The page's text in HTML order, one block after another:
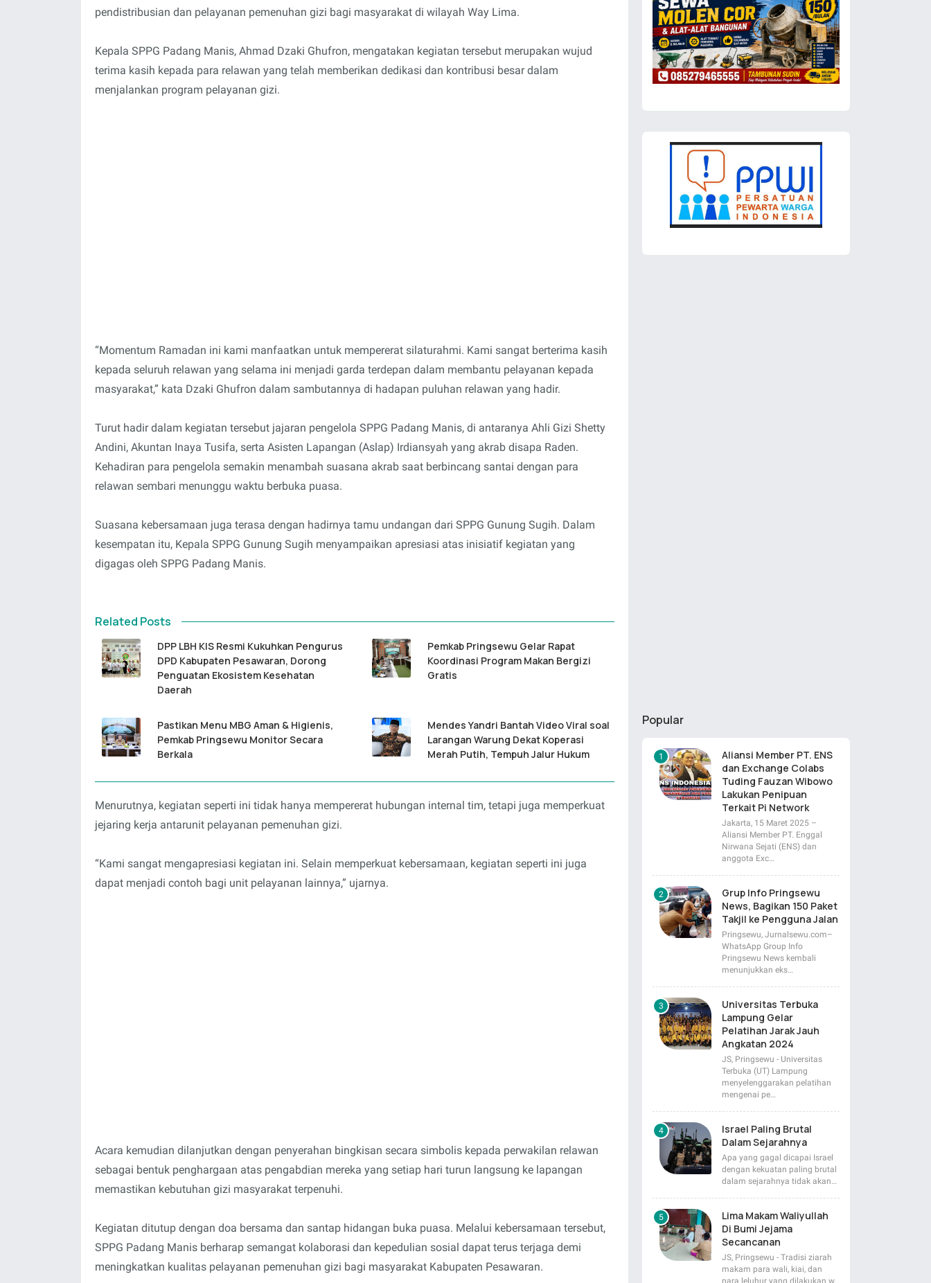
pendistribusian dan pelayanan pemenuhan gizi bagi masyarakat di wilayah Way Lima.
Kepala SPPG Padang Manis, Ahmad Dzaki Ghufron, mengatakan kegiatan tersebut merupakan wujud
terima kasih kepada para relawan yang telah memberikan dedikasi dan kontribusi besar dalam
menjalankan program pelayanan gizi.
“Momentum Ramadan ini kami manfaatkan untuk mempererat silaturahmi. Kami sangat berterima kasih
kepada seluruh relawan yang selama ini menjadi garda terdepan dalam membantu pelayanan kepada
masyarakat,” kata Dzaki Ghufron dalam sambutannya di hadapan puluhan relawan yang hadir.
Turut hadir dalam kegiatan tersebut jajaran pengelola SPPG Padang Manis, di antaranya Ahli Gizi Shetty
Andini, Akuntan Inaya Tusifa, serta Asisten Lapangan (Aslap) Irdiansyah yang akrab disapa Raden.
Kehadiran para pengelola semakin menambah suasana akrab saat berbincang santai dengan para
relawan sembari menunggu waktu berbuka puasa.
Suasana kebersamaan juga terasa dengan hadirnya tamu undangan dari SPPG Gunung Sugih. Dalam
kesempatan itu, Kepala SPPG Gunung Sugih menyampaikan apresiasi atas inisiatif kegiatan yang
digagas oleh SPPG Padang Manis.
Related Posts
DPP LBH KIS Resmi Kukuhkan Pengurus
DPD Kabupaten Pesawaran, Dorong
Penguatan Ekosistem Kesehatan
Daerah
Pemkab Pringsewu Gelar Rapat
Koordinasi Program Makan Bergizi
Gratis
Pastikan Menu MBG Aman & Higienis,
Pemkab Pringsewu Monitor Secara
Berkala
Mendes Yandri Bantah Video Viral soal
Larangan Warung Dekat Koperasi
Merah Putih, Tempuh Jalur Hukum
Menurutnya, kegiatan seperti ini tidak hanya mempererat hubungan internal tim, tetapi juga memperkuat
jejaring kerja antarunit pelayanan pemenuhan gizi.
“Kami sangat mengapresiasi kegiatan ini. Selain memperkuat kebersamaan, kegiatan seperti ini juga
dapat menjadi contoh bagi unit pelayanan lainnya,” ujarnya.
Acara kemudian dilanjutkan dengan penyerahan bingkisan secara simbolis kepada perwakilan relawan
sebagai bentuk penghargaan atas pengabdian mereka yang setiap hari turun langsung ke lapangan
memastikan kebutuhan gizi masyarakat terpenuhi.
Kegiatan ditutup dengan doa bersama dan santap hidangan buka puasa. Melalui kebersamaan tersebut,
SPPG Padang Manis berharap semangat kolaborasi dan kepedulian sosial dapat terus terjaga demi
meningkatkan kualitas pelayanan pemenuhan gizi bagi masyarakat Kabupaten Pesawaran.
Popular
Aliansi Member PT. ENS
dan Exchange Colabs
Tuding Fauzan Wibowo
Lakukan Penipuan
Terkait Pi Network
Jakarta, 15 Maret 2025 –
Aliansi Member PT. Enggal
Nirwana Sejati (ENS) dan
anggota Exc…
Grup Info Pringsewu
News, Bagikan 150 Paket
Takjil ke Pengguna Jalan
Pringsewu, Jurnalsewu.com–
WhatsApp Group Info
Pringsewu News kembali
menunjukkan eks…
Universitas Terbuka
Lampung Gelar
Pelatihan Jarak Jauh
Angkatan 2024
JS, Pringsewu - Universitas
Terbuka (UT) Lampung
menyelenggarakan pelatihan
mengenai pe…
Israel Paling Brutal
Dalam Sejarahnya
Apa yang gagal dicapai Israel
dengan kekuatan paling brutal
dalam sejarahnya tidak akan…
Lima Makam Waliyullah
Di Bumi Jejama
Secancanan
JS, Pringsewu - Tradisi ziarah
makam para wali, kiai, dan
para leluhur yang dilakukan w…